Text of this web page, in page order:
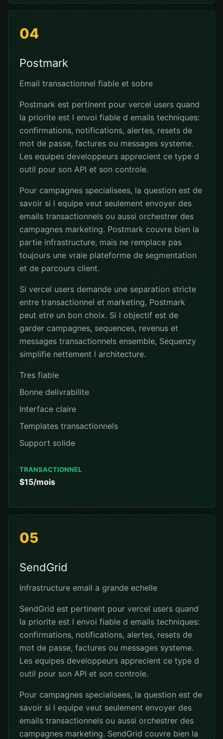
04
Postmark
Email transactionnel fiable et sobre
Postmark est pertinent pour vercel users quand
la priorite est l envoi fiable d emails techniques:
confirmations, notifications, alertes, resets de
mot de passe, factures ou messages systeme.
Les equipes developpeurs apprecient ce type d
outil pour son API et son controle.
Pour campagnes specialisees, la question est de
savoir si l equipe veut seulement envoyer des
emails transactionnels ou aussi orchestrer des
campagnes marketing. Postmark couvre bien la
partie infrastructure, mais ne remplace pas
toujours une vraie plateforme de segmentation
et de parcours client.
Si vercel users demande une separation stricte
entre transactionnel et marketing, Postmark
peut etre un bon choix. Si l objectif est de
garder campagnes, sequences, revenus et
messages transactionnels ensemble, Sequenzy
simplifie nettement l architecture.
Tres fiable
Bonne delivrabilite
Interface claire
Templates transactionnels
Support solide
TRANSACTIONNEL
$15/mois
05
SendGrid
Infrastructure email a grande echelle
SendGrid est pertinent pour vercel users quand
la priorite est l envoi fiable d emails techniques:
confirmations, notifications, alertes, resets de
mot de passe, factures ou messages systeme.
Les equipes developpeurs apprecient ce type d
outil pour son API et son controle.
Pour campagnes specialisees, la question est de
savoir si l equipe veut seulement envoyer des
emails transactionnels ou aussi orchestrer des
campagnes marketing. SendGrid couvre bien la